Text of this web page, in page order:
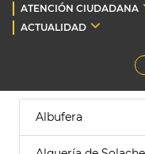
ATENCIÓN CIUDADANA
ACTUALIDAD
Albufera